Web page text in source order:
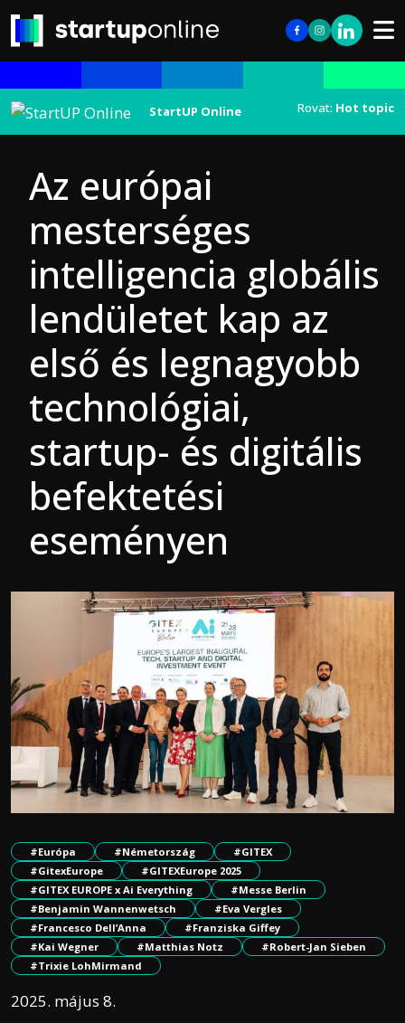
StartUP Online Rovat: Hot topic
Az európai
mesterséges
intelligencia globális
lendületet kap az
első és legnagyobb
technológiai,
startup- és digitális
befektetési
eseményen
#Európa #Németország
#GITEX
#GitexEurope
#GITEXEurope 2025
#GITEX EUROPE x Ai Everything
#Messe Berlin
#Benjamin Wannenwetsch
#Eva Vergles
#Francesco Dell’Anna
#Franziska Giffey
#Kai Wegner
#Matthias Notz
#Robert-Jan Sieben
#Trixie LohMirmand
2025. május 8.